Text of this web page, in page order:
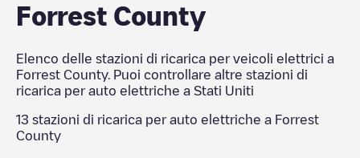
Forrest County
Elenco delle stazioni di ricarica per veicoli elettrici a
Forrest County. Puoi controllare altre stazioni di
ricarica per auto elettriche a Stati Uniti
13 stazioni di ricarica per auto elettriche a Forrest
County